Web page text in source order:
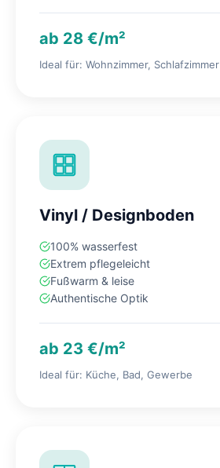
ab 28 €/m²
Ideal für: Wohnzimmer, Schlafzimmer
Vinyl / Designboden
100% wasserfest
Extrem pflegeleicht
Fußwarm & leise
Authentische Optik
ab 23 €/m²
Ideal für: Küche, Bad, Gewerbe